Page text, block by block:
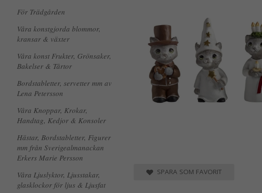
För Trädgården
Våra konstgjorda blommor,
kransar & växter
Våra konst Frukter, Grönsaker,
Bakelser & Tårtor
Bordstabletter, servetter mm av
Lena Petersson
Våra Knoppar, Krokar,
Handtag, Kedjor & Konsoler
Hästar, Bordstabletter, Figurer
mm från Sverigealmanackan
Erkers Marie Persson
Våra Ljuslyktor, Ljusstakar,
glasklockor för ljus & Ljusfat
SPARA SOM FAVORIT